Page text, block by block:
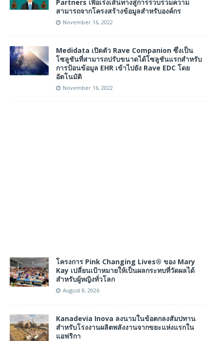
Partners เพื่อเร่งเส้นทางสู่การรวบรวมความ
สามารถจากโครงสร้างข้อมูลสำหรับองค์กร
November 16, 2022
Medidata เปิดตัว Rave Companion ซึ่งเป็น
โซลูชันที่สามารถปรับขนาดได้โซลูชันแรกสำหรับ
การป้อนข้อมูล EHR เข้าไปยัง Rave EDC โดย
อัตโนมัติ
November 16, 2022
โครงการ Pink Changing Lives® ของ Mary
Kay เปลี่ยนเป้าหมายให้เป็นผลกระทบที่วัดผลได้
สำหรับผู้หญิงทั่วโลก
August 8, 2026
Kanadevia Inova ลงนามในข้อตกลงสัมปทาน
สำหรับโรงงานผลิตพลังงานจากขยะแห่งแรกใน
แอฟริกา